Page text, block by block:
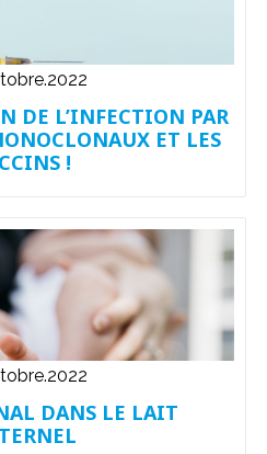
DE L’INFECTION PAR
ET LES
!
DANS LE LAIT